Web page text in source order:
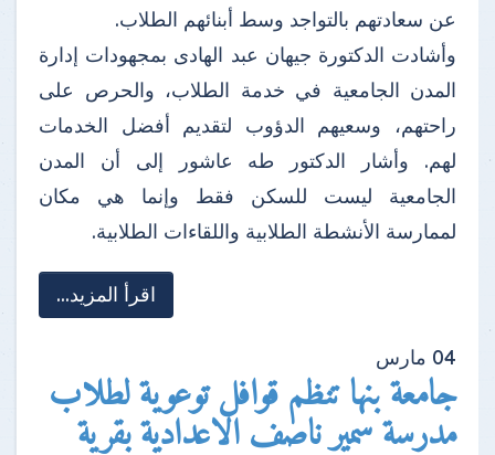
عن سعادتهم بالتواجد وسط أبنائهم الطلاب.
وأشادت الدكتورة جيهان عبد الهادى بمجهودات إدارة
المدن الجامعية في خدمة الطلاب، والحرص على
راحتهم، وسعيهم الدؤوب لتقديم أفضل الخدمات
لهم. وأشار الدكتور طه عاشور إلى أن المدن
الجامعية ليست للسكن فقط وإنما هي مكان
لممارسة الأنشطة الطلابية واللقاءات الطلابية.
اقرأ المزيد...
04 مارس
جامعة بنها تنظم قوافل توعوية لطلاب
مدرسة سمير ناصف الاعدادية بقرية